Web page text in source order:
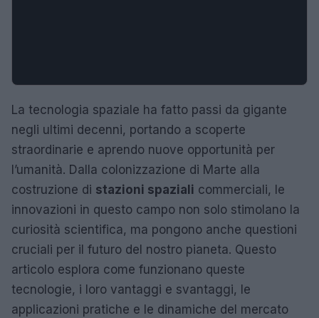
La tecnologia spaziale ha fatto passi da gigante
negli ultimi decenni, portando a scoperte
straordinarie e aprendo nuove opportunità per
l’umanità. Dalla colonizzazione di Marte alla
costruzione di stazioni spaziali commerciali, le
innovazioni in questo campo non solo stimolano la
curiosità scientifica, ma pongono anche questioni
cruciali per il futuro del nostro pianeta. Questo
articolo esplora come funzionano queste
tecnologie, i loro vantaggi e svantaggi, le
applicazioni pratiche e le dinamiche del mercato